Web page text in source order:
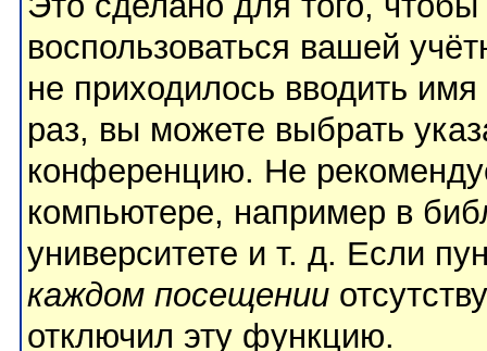
воспользоваться вашей
не приходилось вводить
раз, вы можете выбрать
конференцию. Не
компьютере, например в
университете и т. д. Если
каждом посещении
отключил эту функцию.